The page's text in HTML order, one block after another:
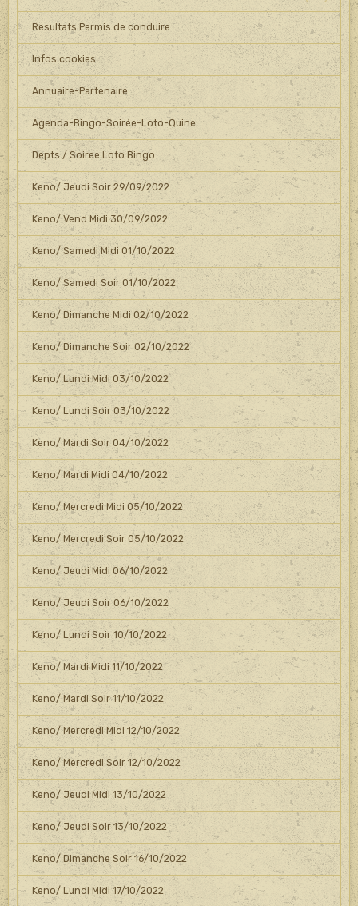
Resultats Permis de conduire
Infos cookies
Annuaire-Partenaire
Agenda-Bingo-Soirée-Loto-Quine
Depts / Soiree Loto Bingo
Keno/ Jeudi Soir 29/09/2022
Keno/ Vend Midi 30/09/2022
Keno/ Samedi Midi 01/10/2022
Keno/ Samedi Soir 01/10/2022
Keno/ Dimanche Midi 02/10/2022
Keno/ Dimanche Soir 02/10/2022
Keno/ Lundi Midi 03/10/2022
Keno/ Lundi Soir 03/10/2022
Keno/ Mardi Soir 04/10/2022
Keno/ Mardi Midi 04/10/2022
Keno/ Mercredi Midi 05/10/2022
Keno/ Mercredi Soir 05/10/2022
Keno/ Jeudi Midi 06/10/2022
Keno/ Jeudi Soir 06/10/2022
Keno/ Lundi Soir 10/10/2022
Keno/ Mardi Midi 11/10/2022
Keno/ Mardi Soir 11/10/2022
Keno/ Mercredi Midi 12/10/2022
Keno/ Mercredi Soir 12/10/2022
Keno/ Jeudi Midi 13/10/2022
Keno/ Jeudi Soir 13/10/2022
Keno/ Dimanche Soir 16/10/2022
Keno/ Lundi Midi 17/10/2022